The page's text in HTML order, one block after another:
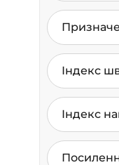
Індекс
Індекс